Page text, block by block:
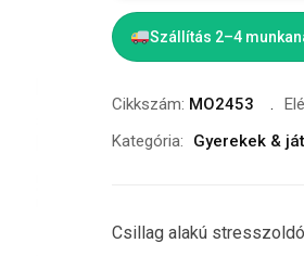
Szállítás 2–4
Cikkszám: MO2453
Kategória:
Gyerekek &
Csillag alakú